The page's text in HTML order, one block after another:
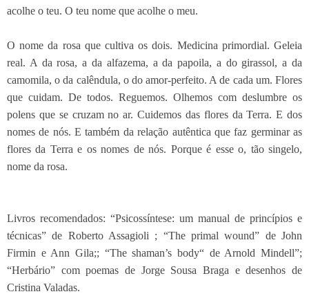
acolhe o teu. O teu nome que acolhe o meu.
O nome da rosa que cultiva os dois. Medicina primordial. Geleia
real. A da rosa, a da alfazema, a da papoila, a do girassol, a da
camomila, o da calêndula, o do amor-perfeito. A de cada um. Flores
que cuidam. De todos. Reguemos. Olhemos com deslumbre os
polens que se cruzam no ar. Cuidemos das flores da Terra. E dos
nomes de nós. E também da relação autêntica que faz germinar as
flores da Terra e os nomes de nós. Porque é esse o, tão singelo,
nome da rosa.
Livros recomendados: “Psicossíntese: um manual de princípios e
técnicas” de Roberto Assagioli ; “The primal wound” de John
Firmin e Ann Gila;; “The shaman’s body“ de Arnold Mindell”;
“Herbário” com poemas de Jorge Sousa Braga e desenhos de
Cristina Valadas.